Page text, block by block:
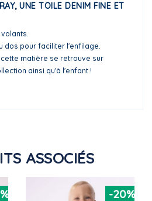
UNE TOILE DENIM FINE ET
dos pour faciliter l'enfilage.
matière se retrouve sur
ainsi qu'à l'enfant !
ASSOCIÉS
-20%